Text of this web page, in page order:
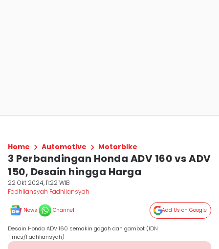
Home Automotive Motorbike
3 Perbandingan Honda ADV 160 vs ADV
150, Desain hingga Harga
22 Okt 2024, 11:22 WIB
Fadhliansyah Fadhliansyah
News Channel Add Us on Google
Desain Honda ADV 160 semakin gagah dan gambot (IDN
Times/Fadhliansyah)